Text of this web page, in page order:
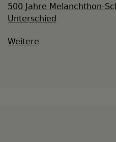
500 Jahre Melanchthon-
Unterschied
Weitere